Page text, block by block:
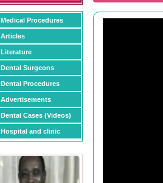
Medical Procedures
Articles
Literature
Dental Surgeons
Dental Procedures
Advertisements
Dental Cases (Videos)
Hospital and clinic